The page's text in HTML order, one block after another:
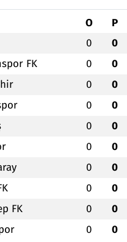
O P
0 0
FK 0 0
0 0
0 0
0 0
0 0
0 0
0 0
FK 0 0
0 0